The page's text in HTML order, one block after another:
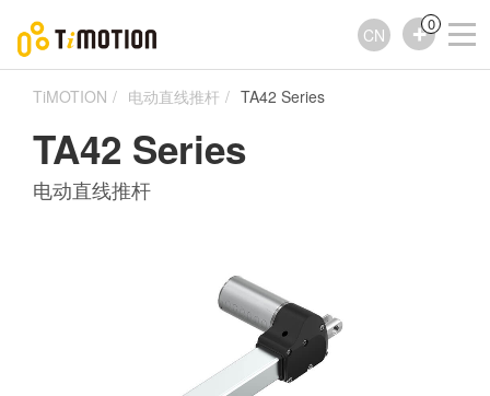
CN
0
TiMOTION 电动直线推杆 TA42 Series
TA42 Series
电动直线推杆